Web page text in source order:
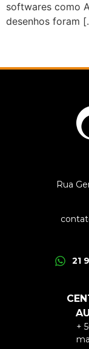
softwares como
desenhos foram
Rua
21
+